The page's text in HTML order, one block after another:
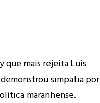
que mais rejeita Luis
simpatia por
maranhense.